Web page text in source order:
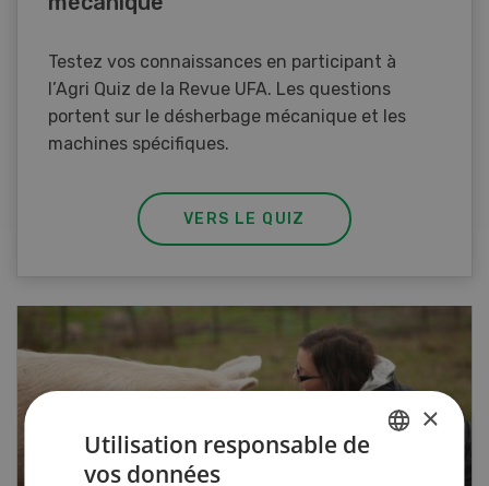
Testez vos connaissances en participant à
l’Agri Quiz de la Revue UFA. Les questions
portent sur le désherbage mécanique et les
machines spécifiques.
VERS LE QUIZ
×
Utilisation responsable de
vos données